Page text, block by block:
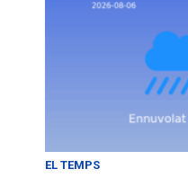
EL TEMPS